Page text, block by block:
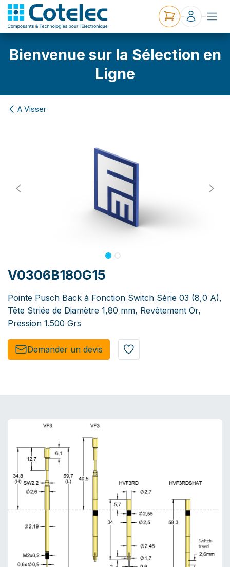
Bienvenue sur la Sélection en
Ligne
A Visser
V0306B180G15
Pointe Pusch Back à Fonction Switch Série 03 (8,0 A),
Tête Striée de Diamètre 1,80 mm, Revêtement Or,
Pression 1.500 Grs
Demander un de​​vis​​